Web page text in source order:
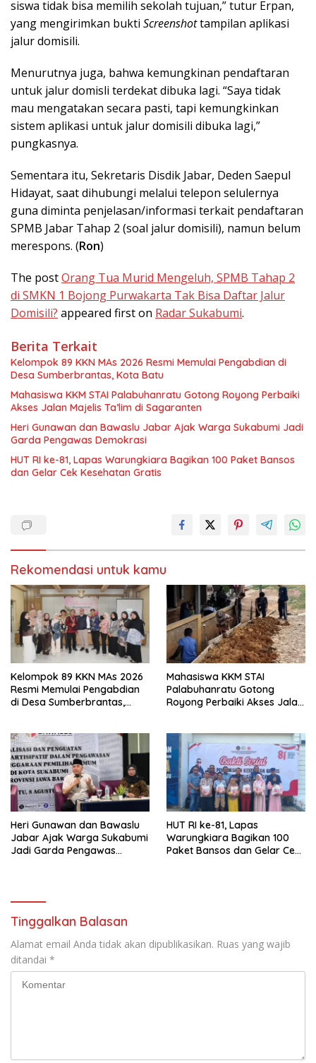
siswa tidak bisa memilih sekolah tujuan,” tutur Erpan,
yang mengirimkan bukti Screenshottampilan aplikasi
jalur domisili.
Menurutnya juga, bahwa kemungkinan pendaftaran
untuk jalur domisli terdekat dibuka lagi. “Saya tidak
mau mengatakan secara pasti, tapi kemungkinkan
sistem aplikasi untuk jalur domisili dibuka lagi,”
pungkasnya.
Sementara itu, Sekretaris Disdik Jabar, Deden Saepul
Hidayat, saat dihubungi melalui telepon selulernya
guna diminta penjelasan/informasi terkait pendaftaran
SPMB Jabar Tahap 2 (soal jalur domisili), namun belum
merespons. (Ron)
The postOrang Tua Murid Mengeluh, SPMB Tahap 2
di SMKN 1 Bojong Purwakarta Tak Bisa Daftar Jalur
Domisili? appeared first on Radar Sukabumi.
Berita Terkait
Kelompok 89 KKN MAs 2026 Resmi Memulai Pengabdian di
Desa Sumberbrantas, Kota Batu
Mahasiswa KKM STAI Palabuhanratu Gotong Royong Perbaiki
Akses Jalan Majelis Ta’lim di Sagaranten
Heri Gunawan dan Bawaslu Jabar Ajak Warga Sukabumi Jadi
Garda Pengawas Demokrasi
HUT RI ke-81, Lapas Warungkiara Bagikan 100 Paket Bansos
dan Gelar Cek Kesehatan Gratis
Rekomendasi untuk kamu
Kelompok 89 KKN MAs 2026
Resmi Memulai Pengabdian
di Desa Sumberbrantas,
Mahasiswa KKM STAI
Palabuhanratu Gotong
Royong Perbaiki Akses Jalan
Heri Gunawan dan Bawaslu
Jabar Ajak Warga Sukabumi
Jadi Garda Pengawas
HUT RI ke-81, Lapas
Warungkiara Bagikan 100
Paket Bansos dan Gelar Cek
Tinggalkan Balasan
Alamat email Anda tidak akan dipublikasikan. Ruas yang wajib
ditandai *